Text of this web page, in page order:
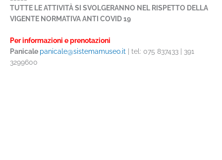
TUTTE LE ATTIVITÀ SI SVOLGERANNO NEL RISPETTO DELLA
VIGENTE NORMATIVA ANTI COVID 19
Per informazioni e prenotazioni
Panicale panicale@sistemamuseo.it | tel: 075 837433 | 391
3299600